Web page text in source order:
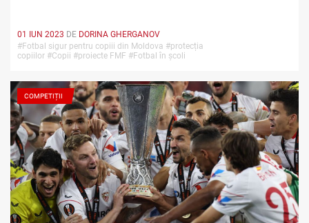
01 IUN 2023 DE DORINA GHERGANOV
#Fotbal sigur pentru copiii din Moldova #protecția
copiilor #Copii #proiecte FMF #Fotbal în școli
COMPETIȚII